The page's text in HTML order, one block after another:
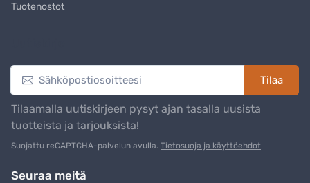
Tuotenostot
Tilaa
Tilaamalla uutiskirjeen pysyt ajan tasalla uusista
tuotteista ja tarjouksista!
Suojattu reCAPTCHA-palvelun avulla. Tietosuoja ja käyttöehdot
Seuraa meitä